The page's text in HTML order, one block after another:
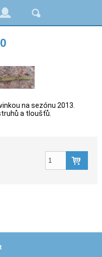
na sezónu 2013.
a tloušťů.